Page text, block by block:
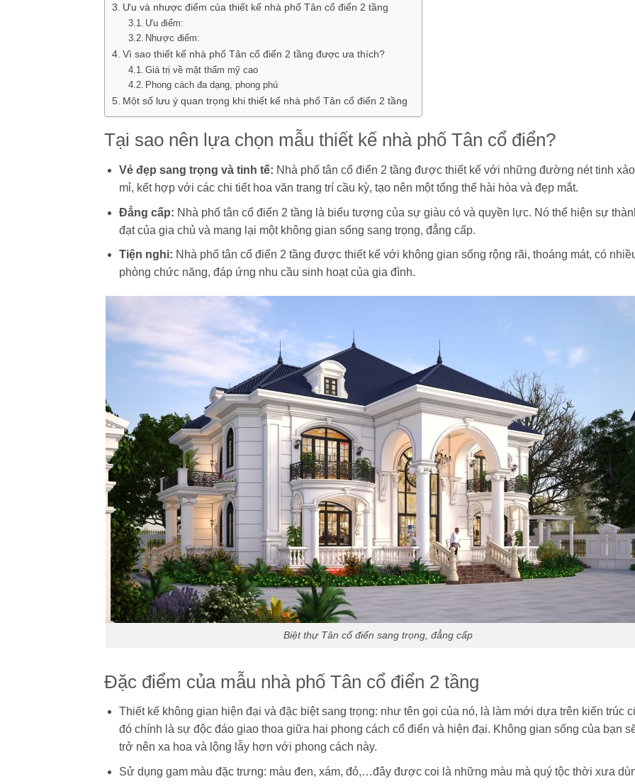
Ưu và nhược điểm của thiết kế nhà phố Tân cổ điển 2 tầng
Ưu điểm:
Nhược điểm:
Vì sao thiết kế nhà phố Tân cổ điển 2 tầng được ưa thích?
Giá trị về mặt thẩm mỹ cao
Phong cách đa dạng, phong phú
Một số lưu ý quan trọng khi thiết kế nhà phố Tân cổ điển 2 tầng
Tại sao nên lựa chọn mẫu thiết kế nhà phố Tân cổ điển?
Vẻ đẹp sang trọng và tinh tế: Nhà phố tân cổ điển 2 tầng được thiết kế với những đường nét tinh
mỉ, kết hợp với các chi tiết hoa văn trang trí cầu kỳ, tạo nên một tổng thể hài hòa và đẹp mắt.
Đẳng cấp: Nhà phố tân cổ điển 2 tầng là biểu tượng của sự giàu có và quyền lực. Nó thể hiện sự
đạt của gia chủ và mang lại một không gian sống sang trọng, đẳng cấp.
Tiện nghi: Nhà phố tân cổ điển 2 tầng được thiết kế với không gian sống rộng rãi, thoáng mát, có
phòng chức năng, đáp ứng nhu cầu sinh hoạt của gia đình.
Biệt thự Tân cổ điển sang trọng, đẳng cấp
Đặc điểm của mẫu nhà phố Tân cổ điển 2 tầng
Thiết kế không gian hiện đại và đặc biệt sang trọng: như tên gọi của nó, là làm mới dựa trên kiến trúc
đó chính là sự độc đáo giao thoa giữa hai phong cách cổ điển và hiện đại. Không gian sống của bạn
trở nên xa hoa và lộng lẫy hơn với phong cách này.
Sử dụng gam màu đặc trưng: màu đen, xám, đỏ,…đây được coi là những màu mà quý tộc thời xưa